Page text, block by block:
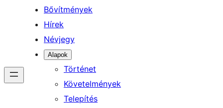
Bővítmények
Hírek
Névjegy
Alapok
Történet
Követelmények
Telepítés